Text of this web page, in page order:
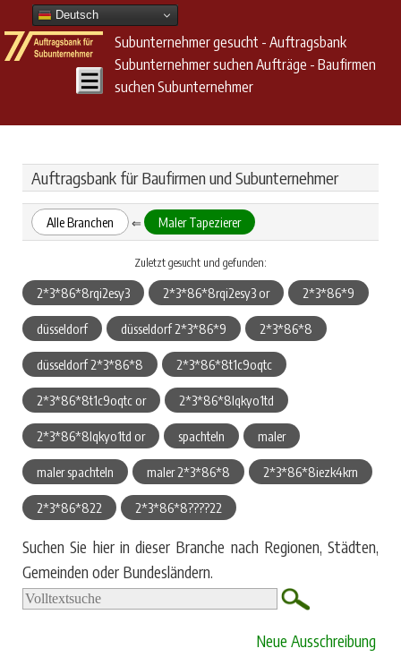
Deutsch
Subunternehmer gesucht - Auftragsbank
Subunternehmer suchen Aufträge - Baufirmen
suchen Subunternehmer
Auftragsbank für Baufirmen und Subunternehmer
Alle Branchen ⇐ Maler Tapezierer
Zuletzt gesucht und gefunden:
2*3*86*8rqi2esy3 2*3*86*8rqi2esy3 or 2*3*86*9
düsseldorf düsseldorf 2*3*86*9 2*3*86*8
düsseldorf 2*3*86*8 2*3*86*8t1c9oqtc
2*3*86*8t1c9oqtc or 2*3*86*8lqkyo1td
2*3*86*8lqkyo1td or spachteln maler
maler spachteln maler 2*3*86*8 2*3*86*8iezk4krn
2*3*86*822 2*3*86*8????22
Suchen Sie hier in dieser Branche nach Regionen, Städten,
Gemeinden oder Bundesländern.
Neue Ausschreibung